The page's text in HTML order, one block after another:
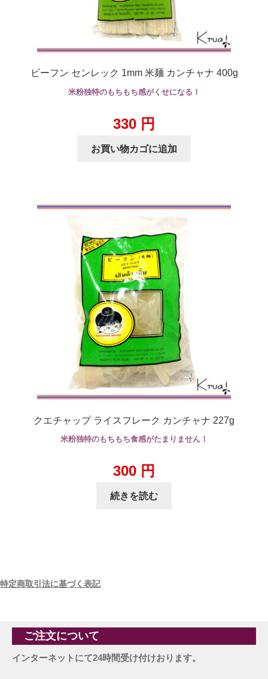
ビーフン センレック 1mm 米麺 カンチャナ 400g
米粉独特のもちもち感がくせになる！
330 円
お買い物カゴに追加
クエチャップ ライスフレーク カンチャナ 227g
米粉独特のもちもち食感がたまりません！
300 円
続きを読む
特定商取引法に基づく表記
ご注文について
インターネットにて24時間受け付けおります。